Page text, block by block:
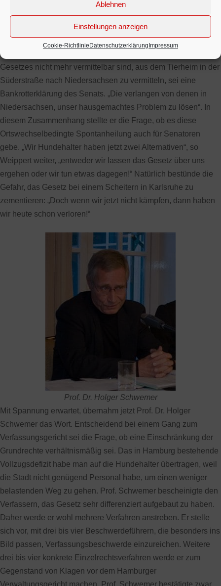
Ablehnen
Einstellungen anzeigen
Cookie-Richtlinie Datenschutzerklärung Impressum
sämtliche Bezirke artikuliert hätten, der Globalrichtlinie
hinsichtlich weiterer Flächen, Wege und Pfade für
Führerscheininhaber nicht nachkommen zu wollen. Die Idee,
so genannte „Kampfhunde“, die in Hamburg aufgrund des
Gesetzes nicht mehr vermittelbar sind, aus dem Tierheim in der
Süderstraße nach Niedersachsen zu vermitteln, sei eine
Bankrotterklärung des Senats. „Die verlangen von denen in
Niedersachsen, unser hausgemachtes Problem zu lösen“. In
diesem Zusammenhang stellte er die Frage, ob es diese
Ortswechselbedingte Spontanheilung auch für Senatoren
gebe. „Wir Hundehalter haben jetzt zwei Alternativen“, so
Weippert weiter, „entweder wir lassen das Gesetz über uns
ergehen oder wir tun etwas dagegen!“ Natürlich bestünde die
Gefahr, das Gesetz bei einem Scheitern in Karlsruhe zu
zementieren: „Doch wenn wir jetzt nicht kämpfen, dann haben
wir heute schon verloren!“
Prof. Dr. Holger Schwemer
Mit Spannung erwartet, übernahm jetzt Prof. Dr. Holger
Schwemer das Wort. Entscheidend bei einem Gang zum
Verfassungsgericht sei die Frage, ob eine Einschränkung der
Grundrechte verhältnismäßig sei. Das in Hamburg bestehende
Vollzugsdefizit habe man auf die Hundehalter übertragen, weil
die Stadt nicht genügend Personal habe, um einen weniger
belastenden Weg zu gehen. Prof. Schwemer bescheinigte den
Verfassern, das Gesetz sehr differenziert aufgebaut zu haben.
Daher werde er wohl mehrere Verfahren anstreben. Er stelle
sich vor, mit drei bis vier Beschwerdeführern, die besonders ins
Bild passen, Verfassungsbeschwerde einzureichen. Weitere
drei bis vier konkrete Einzelrechtsverfahren werde er zum
Gegenstand von Klagen vor dem Hamburger
Verwaltungsgericht machen. Prof. Schwemer bestätigte zwar,